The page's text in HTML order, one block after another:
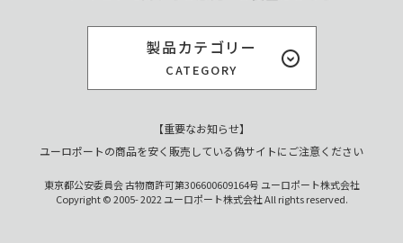
製品カテゴリー
CATEGORY
【重要なお知らせ】
ユーロポートの商品を安く販売している偽サイトにご注意ください
東京都公安委員会 古物商許可第306600609164号 ユーロポート株式会社
Copyright © 2005- 2022 ユーロポート株式会社 All rights reserved.